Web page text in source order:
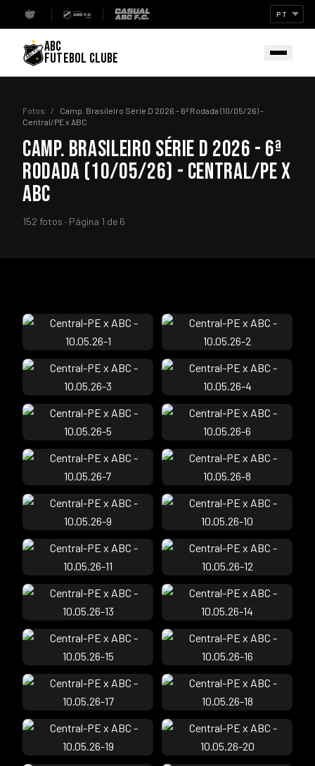
ABC
FUTEBOL CLUBE
Fotos /
Camp. Brasileiro Série D 2026 - 6ª Rodada (10/05/26) -
Central/PE x ABC
CAMP. BRASILEIRO SÉRIE D 2026 - 6ª
RODADA (10/05/26) - CENTRAL/PE X
ABC
152 fotos · Página 1 de 6